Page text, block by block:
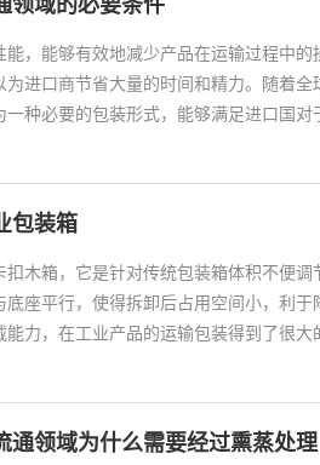
，能够有效地减少产品在运输过程中
进口商节省大量的时间和精力。随着
种必要的包装形式，能够满足进口国
包装箱
木箱，它是针对传统包装箱体积不便
座平行，使得拆卸后占用空间小，利
力，在工业产品的运输包装得到了很
领域为什么需要经过熏蒸处理